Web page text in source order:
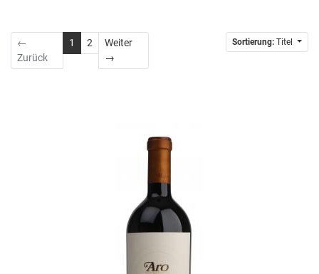
←
Zurück
1 2
Weiter
→
Sortierung: Titel